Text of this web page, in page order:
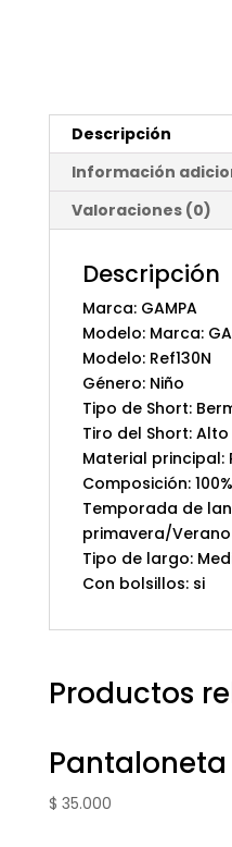
Descripción
Información
Valoraciones (0)
Descripción
Marca: GAMPA
Modelo: Marca:
Modelo: Ref130N
Género: Niño
Tipo de Short:
Tiro del Short: Alto
Material principal:
Composición: 100%
Temporada de
primavera/Verano
Tipo de largo:
Con bolsillos: si
Productos
$ 35.000